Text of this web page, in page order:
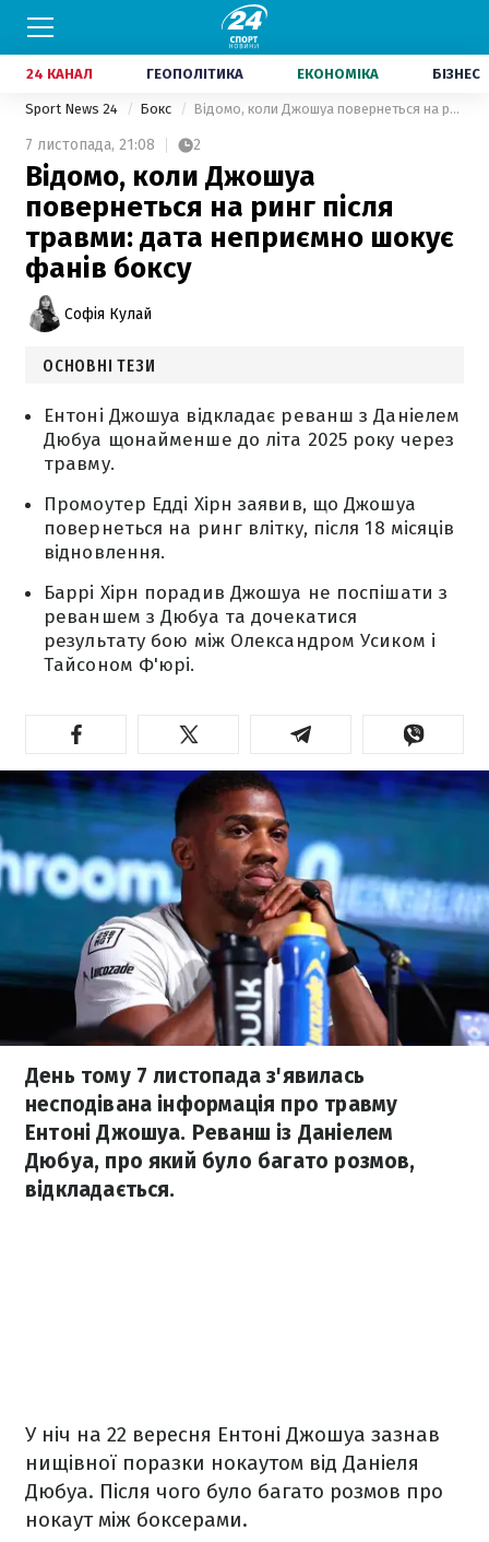
24 КАНАЛ ГЕОПОЛІТИКА ЕКОНОМІКА БІЗНЕС
Sport News 24 Бокс Відомо, коли Джошуа повернеться на ринг після травми: дата неприємно шокує фанів боксу
7 листопада, 21:08 2
Відомо, коли Джошуа
повернеться на ринг після
травми: дата неприємно шокує
фанів боксу
Софія Кулай
ОСНОВНІ ТЕЗИ
Ентоні Джошуа відкладає реванш з Даніелем
Дюбуа щонайменше до літа 2025 року через
травму.
Промоутер Едді Хірн заявив, що Джошуа
повернеться на ринг влітку, після 18 місяців
відновлення.
Баррі Хірн порадив Джошуа не поспішати з
реваншем з Дюбуа та дочекатися
результату бою між Олександром Усиком і
Тайсоном Ф'юрі.
День тому 7 листопада з'явилась
несподівана інформація про травму
Ентоні Джошуа. Реванш із Даніелем
Дюбуа, про який було багато розмов,
відкладається.
У ніч на 22 вересня Ентоні Джошуа зазнав
нищівної поразки нокаутом від Даніеля
Дюбуа. Після чого було багато розмов про
нокаут між боксерами.